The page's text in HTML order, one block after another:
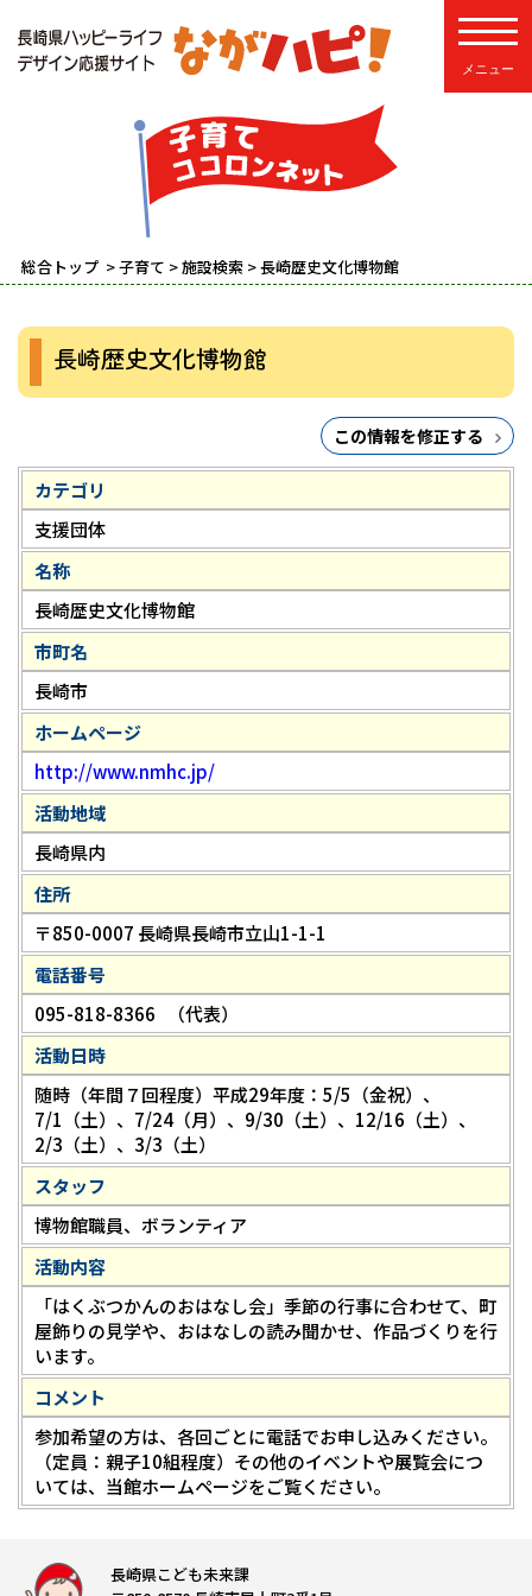
総合トップ >子育て >施設検索 > 長崎歴史文化博物館
長崎歴史文化博物館
この情報を修正する
カテゴリ
支援団体
名称
長崎歴史文化博物館
市町名
長崎市
ホームページ
http://www.nmhc.jp/
活動地域
長崎県内
住所
〒850-0007 長崎県長崎市立山1-1-1
電話番号
095-818-8366
（代表）
活動日時
随時（年間７回程度）平成29年度：5/5（金祝）、
7/1（土）、7/24（月）、9/30（土）、12/16（土）、
2/3（土）、3/3（土）
スタッフ
博物館職員、ボランティア
活動内容
「はくぶつかんのおはなし会」季節の行事に合わせて、町
屋飾りの見学や、おはなしの読み聞かせ、作品づくりを行
います。
コメント
参加希望の方は、各回ごとに電話でお申し込みください。
（定員：親子10組程度）その他のイベントや展覧会につ
いては、当館ホームページをご覧ください。
長崎県こども未来課